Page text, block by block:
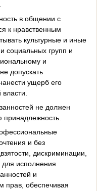
в общении с
к нравственным
культурные и иные
социальных групп и
и
допускать
ущерб его
власти.
не должен
принадлежность.
и без
дискриминации,
исполнения
и
прав, обеспечивая